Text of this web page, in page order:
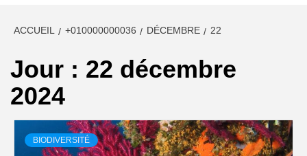
ACCUEIL +010000000036 DÉCEMBRE 22
Jour : 22 décembre
2024
BIODIVERSITÉ